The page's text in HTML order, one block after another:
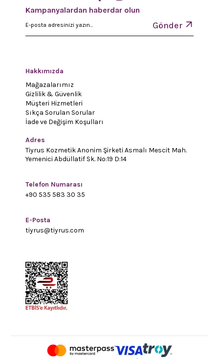
Kampanyalardan haberdar olun
Gönder
Hakkımızda
Mağazalarımız
Gizlilik & Güvenlik
Müşteri Hizmetleri
Sıkça Sorulan Sorular
İade ve Değişim Koşulları
Adres
Tiyrus Kozmetik Anonim Şirketi Asmalı Mescit Mah.
Yemenici Abdüllatif Sk. No:19 D:14
Telefon Numarası
+90 535 583 30 35
E-Posta
tiyrus@tiyrus.com